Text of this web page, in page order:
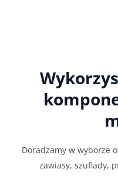
Doradzamy w wyborze
zawiasy, szuflady,